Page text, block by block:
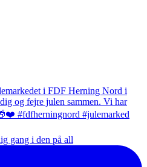
gang i den på all